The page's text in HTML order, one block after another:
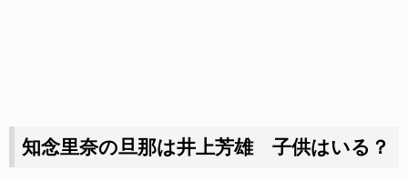
知念里奈の旦那は井上芳雄 子供はいる？